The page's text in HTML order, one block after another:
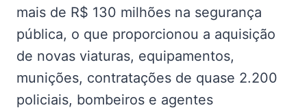
mais de R$ 130 milhões na segurança
pública, o que proporcionou a aquisição
de novas viaturas, equipamentos,
munições, contratações de quase 2.200
policiais, bombeiros e agentes